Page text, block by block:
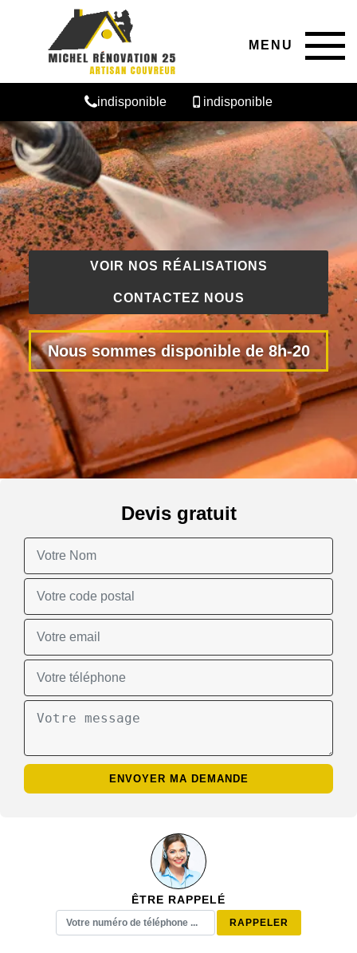
MENU
indisponible indisponible
VOIR NOS RÉALISATIONS
CONTACTEZ NOUS
Nous sommes disponible de 8h-20
Devis gratuit
ÊTRE RAPPELÉ